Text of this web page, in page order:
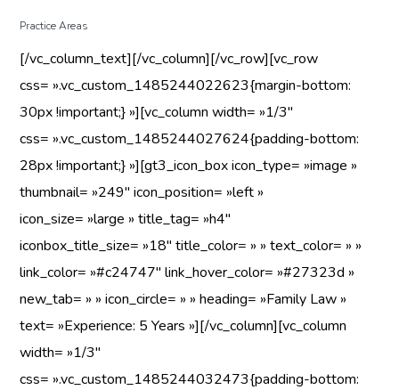
Practice Areas
[/vc_column_text][/vc_column][/vc_row][vc_row
css= ».vc_custom_1485244022623{margin-bottom:
30px !important;} »][vc_column width= »1/3″
css= ».vc_custom_1485244027624{padding-bottom:
28px !important;} »][gt3_icon_box icon_type= »image »
thumbnail= »249″ icon_position= »left »
icon_size= »large » title_tag= »h4″
iconbox_title_size= »18″ title_color= » » text_color= » »
link_color= »#c24747″ link_hover_color= »#27323d »
new_tab= » » icon_circle= » » heading= »Family Law »
text= »Experience: 5 Years »][/vc_column][vc_column
width= »1/3″
css= ».vc_custom_1485244032473{padding-bottom: